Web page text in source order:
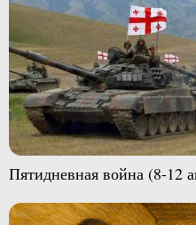
Пятидневная война (8-12